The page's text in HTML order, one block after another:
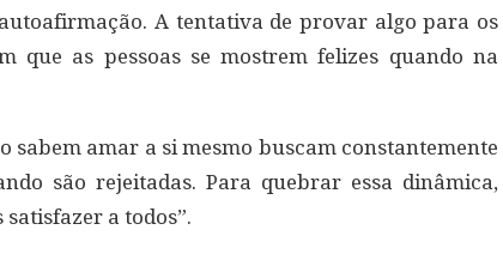
A tentativa de provar algo para os
que as pessoas se mostrem felizes quando na
sabem amar a si mesmo buscam constantemente
são rejeitadas. Para quebrar essa dinâmica,
a todos”.